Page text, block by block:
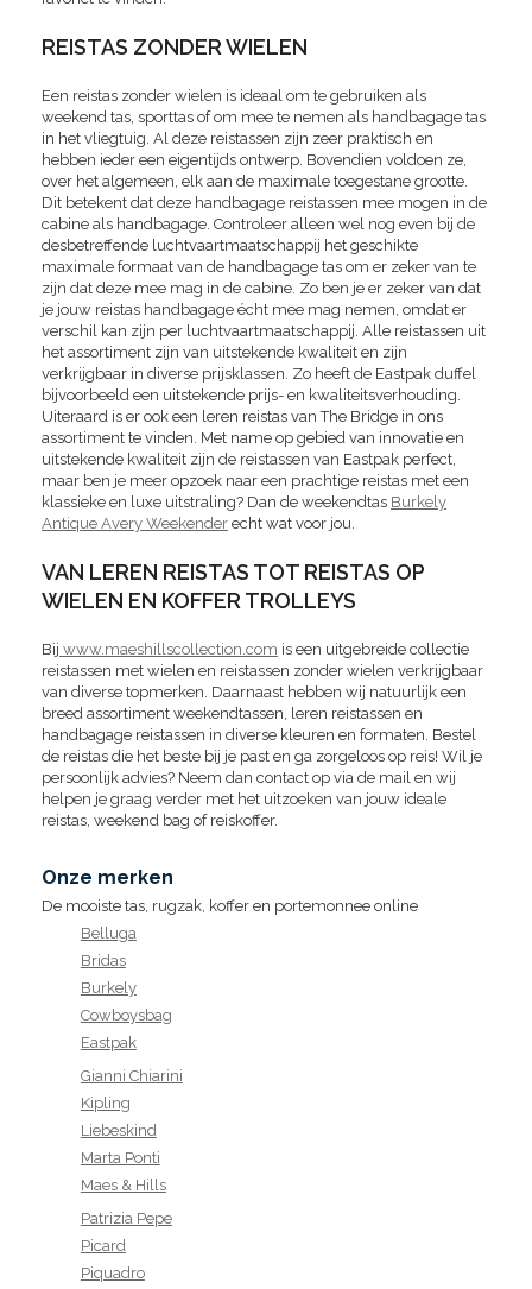
REISTAS ZONDER WIELEN
Een reistas zonder wielen is ideaal om te gebruiken als
weekend tas, sporttas of om mee te nemen als handbagage tas
in het vliegtuig. Al deze reistassen zijn zeer praktisch en
hebben ieder een eigentijds ontwerp. Bovendien voldoen ze,
over het algemeen, elk aan de maximale toegestane grootte.
Dit betekent dat deze handbagage reistassen mee mogen in de
cabine als handbagage. Controleer alleen wel nog even bij de
desbetreffende luchtvaartmaatschappij het geschikte
maximale formaat van de handbagage tas om er zeker van te
zijn dat deze mee mag in de cabine. Zo ben je er zeker van dat
je jouw reistas handbagage écht mee mag nemen, omdat er
verschil kan zijn per luchtvaartmaatschappij. Alle reistassen uit
het assortiment zijn van uitstekende kwaliteit en zijn
verkrijgbaar in diverse prijsklassen. Zo heeft de Eastpak duffel
bijvoorbeeld een uitstekende prijs- en kwaliteitsverhouding.
Uiteraard is er ook een leren reistas van The Bridge in ons
assortiment te vinden. Met name op gebied van innovatie en
uitstekende kwaliteit zijn de reistassen van Eastpak perfect,
maar ben je meer opzoek naar een prachtige reistas met een
klassieke en luxe uitstraling? Dan de weekendtas Burkely
Antique Avery Weekender echt wat voor jou.
VAN LEREN REISTAS TOT REISTAS OP
WIELEN EN KOFFER TROLLEYS
Bij www.maeshillscollection.com is een uitgebreide collectie
reistassen met wielen en reistassen zonder wielen verkrijgbaar
van diverse topmerken. Daarnaast hebben wij natuurlijk een
breed assortiment weekendtassen, leren reistassen en
handbagage reistassen in diverse kleuren en formaten. Bestel
de reistas die het beste bij je past en ga zorgeloos op reis! Wil je
persoonlijk advies? Neem dan contact op via de mail en wij
helpen je graag verder met het uitzoeken van jouw ideale
reistas, weekend bag of reiskoffer.
Onze merken
De mooiste tas, rugzak, koffer en portemonnee online
Belluga
Bridas
Burkely
Cowboysbag
Eastpak
Gianni Chiarini
Kipling
Liebeskind
Marta Ponti
Maes & Hills
Patrizia Pepe
Picard
Piquadro